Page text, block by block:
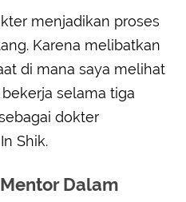
menjadikan proses
Karena melibatkan
di mana saya melihat
selama tiga
dokter
Shik.
Dalam